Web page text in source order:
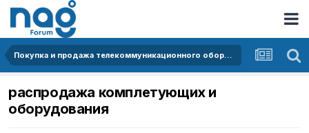
Покупка и продажа телекоммуникационного оборудования
распродажа комплетующих и
оборудования